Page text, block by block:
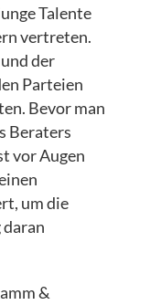
Talente
vertreten.
der
Parteien
Bevor man
Beraters
vor Augen
um die
&